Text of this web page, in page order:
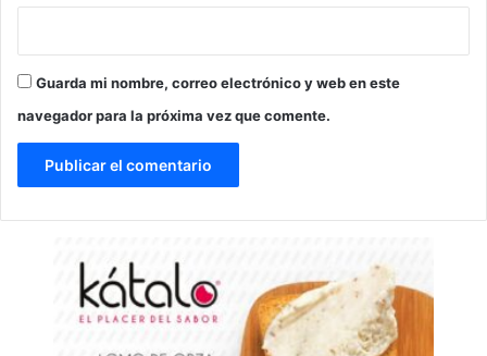
Guarda mi nombre, correo electrónico y web en este
navegador para la próxima vez que comente.